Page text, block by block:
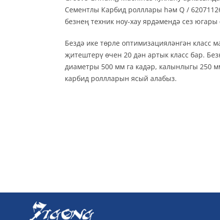
Cементлы Карбид ролллары һәм Q /
безнең техник ноу-хау ярдәмендә сез
Бездә ике төрле оптимизацияләнгән класс
җитештерү өчен 20 дән артык класс бар.
диаметры 500 мм га кадәр, калынлыгы 250
карбид роллларын ясый алабыз.